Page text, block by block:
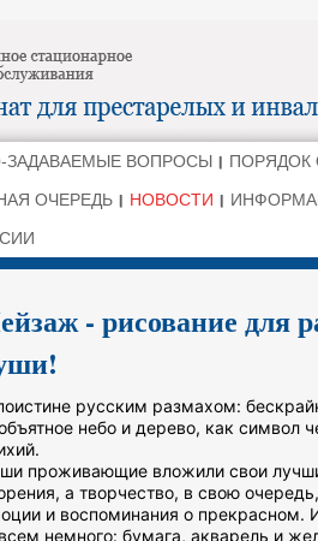
ЗАДАВАЕМЫЕ ВОПРОСЫ ПОРЯДОК
ОЧЕРЕДЬ НОВОСТИ
- рисование для
русским размахом:
небо и дерево, как символ
проживающие вложили свои
а творчество, в свою
и воспоминания о прекрасном.
немного: бумага, акварель и